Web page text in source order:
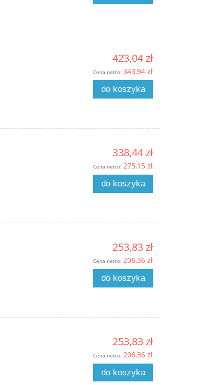
423,04 zł
Cena netto: 343,94 zł
do koszyka
338,44 zł
Cena netto: 275,15 zł
do koszyka
253,83 zł
Cena netto: 206,36 zł
do koszyka
253,83 zł
Cena netto: 206,36 zł
do koszyka